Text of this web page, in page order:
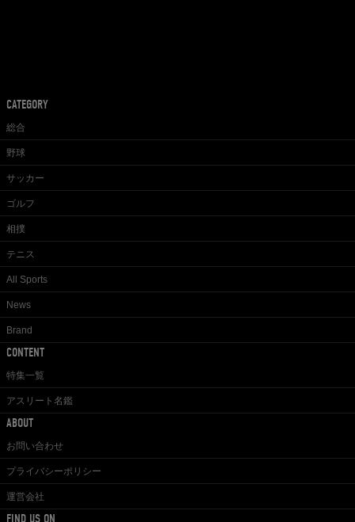
CATEGORY
総合
野球
サッカー
ゴルフ
相撲
テニス
All Sports
News
Brand
CONTENT
特集一覧
アスリート名鑑
ABOUT
お問い合わせ
プライバシーポリシー
運営会社
FIND US ON